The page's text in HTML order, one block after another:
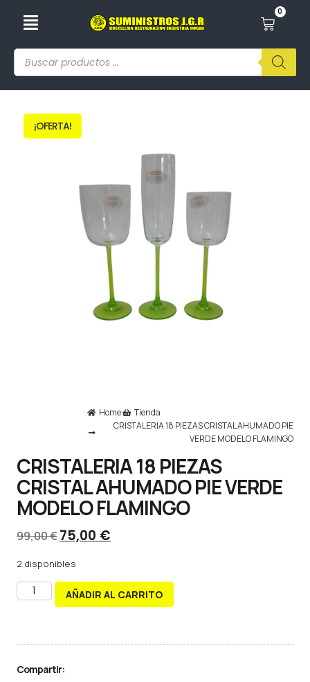
0
¡OFERTA!
Home
Tienda
CRISTALERIA 18 PIEZAS CRISTAL AHUMADO PIE
VERDE MODELO FLAMINGO
CRISTALERIA 18 PIEZAS
CRISTAL AHUMADO PIE VERDE
MODELO FLAMINGO
99,00€75,00 €
2 disponibles
AÑADIR AL CARRITO
Compartir: